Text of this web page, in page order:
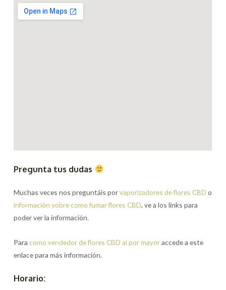
Pregunta tus dudas
Muchas veces nos preguntáis porvaporizadores de flores CBD o
información sobre como fumar flores CBD, ve a los links para
poder ver la información.
Paracomo vendedor de flores CBD al por mayoraccede a este
enlace para más información.
Horario: